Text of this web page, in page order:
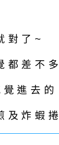
對了~
都差不多
進去的
及炸